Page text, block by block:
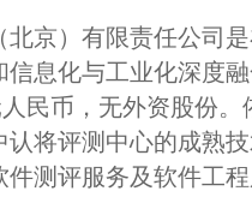
京）有限责任公司
息化与工业化深度
民币，无外资股份
将评测中心的成熟
测评服务及软件工